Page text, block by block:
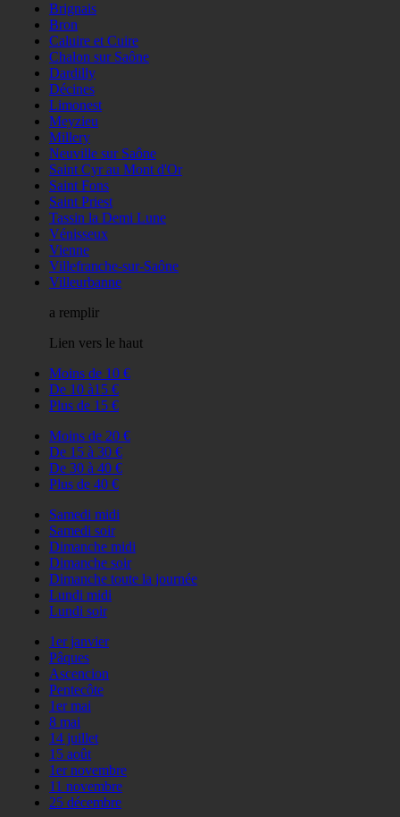
Brignais
Bron
Caluire et Cuire
Chalon sur Saône
Dardilly
Décines
Limonest
Meyzieu
Millery
Neuville sur Saône
Saint Cyr au Mont d'Or
Saint Fons
Saint Priest
Tassin la Demi Lune
Vénisseux
Vienne
Villefranche-sur-Saône
Villeurbanne
a remplir
Lien vers le haut
Moins de 10 €
De 10 à15 €
Plus de 15 €
Moins de 20 €
De 15 à 30 €
De 30 à 40 €
Plus de 40 €
Samedi midi
Samedi soir
Dimanche midi
Dimanche soir
Dimanche toute la journée
Lundi midi
Lundi soir
1er janvier
Pâques
Ascencion
Pentecôte
1er mai
8 mai
14 juillet
15 août
1er novembre
11 novembre
25 décembre